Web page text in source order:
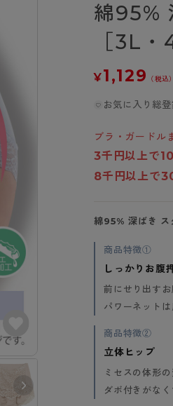
ライフスタイルウェア
ルームウェア・パジャマ
- スポーツトップス
- スポーツボトムス
雑貨・小物
トップス
ルームウェア・パジャマ
CLINICAL
商品選びのお手伝い
お悩み別ガードル
私に似合う、ストッ
タイツの選び方
はじめての方へ
よくある質問（FAQ
サイズ表
お支払い方法につい
配送方法について
返品・交換について
綿95%
［3L・
¥1,129 （税込）
お気に入り総
ブラ・ガードル
3千円以上で
8千円以上で
綿95% 深ばき ス
商品特徴①
しっかりお腹
前にせり出す
パワーネット
商品特徴②
立体ヒップ
ミセスの体形
ダボ付きがな